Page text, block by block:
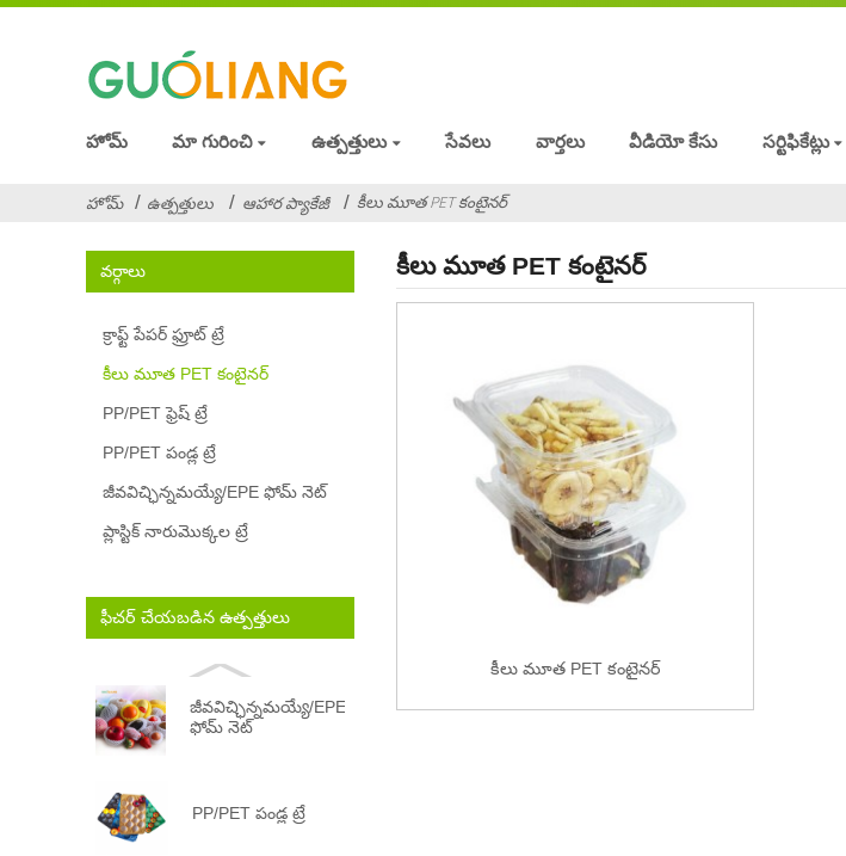
హోమ్ మా గురించి ఉత్పత్తులు సేవలు వార్తలు వీడియో కేసు సర్టిఫికేట్లు
హోమ్ ఉత్పత్తులు ఆహార ప్యాకేజీ కీలు మూత PET కంటైనర్
వర్గాలు
క్రాఫ్ట్ పేపర్ ఫ్రూట్ ట్రే
కీలు మూత PET కంటైనర్
PP/PET ఫ్రెష్ ట్రే
PP/PET పండ్ల ట్రే
జీవవిచ్ఛిన్నమయ్యే/EPE ఫోమ్ నెట్
ప్లాస్టిక్ నారుమొక్కల ట్రే
ఫీచర్ చేయబడిన ఉత్పత్తులు
జీవవిచ్ఛిన్నమయ్యే/EPE
ఫోమ్ నెట్
PP/PET పండ్ల ట్రే
కీలు మూత PET కంటైనర్
కీలు మూత PET కంటైనర్